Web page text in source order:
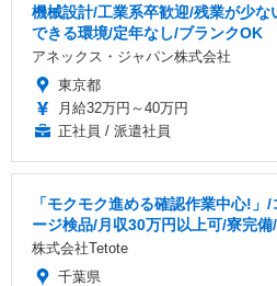
機械設計/工業系卒歓迎/残業が少
できる環境/定年なし/ブランクOK
アネックス・ジャパン株式会社
東京都
月給32万円～40万円
正社員 / 派遣社員
「モクモク進める確認作業中心!
ージ検品/月収30万円以上可/寮完
株式会社Tetote
千葉県